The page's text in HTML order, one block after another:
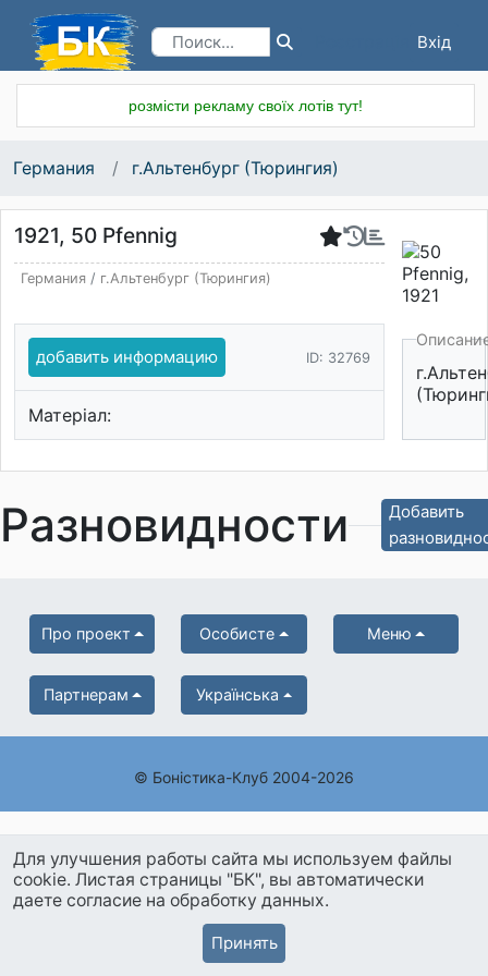
Вхід
розмісти рекламу своїх лотів тут!
Германия г.Альтенбург (Тюрингия)
1921, 50 Pfennig
Германия/ г.Альтенбург (Тюрингия)
добавить информацию ID: 32769
Матеріал:
Разновидности
Добавить
Про проект Особисте Меню
Партнерам Українська
© Боністика-Клуб 2004-2026
Для улучшения работы сайта мы используем файлы
cookie. Листая страницы "БК", вы автоматически
даете согласие на обработку данных.
Принять